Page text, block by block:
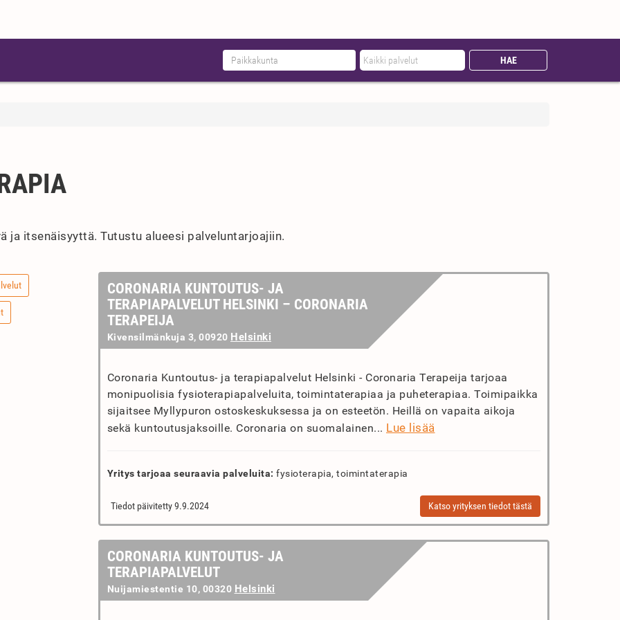
ja itsenäisyyttä. Tutustu alueesi palveluntarjoajiin.
CORONARIA KUNTOUTUS- JA
TERAPIAPALVELUT HELSINKI – CORONARIA
TERAPEIJA
Kivensilmänkuja 3, 00920 Helsinki
Coronaria Kuntoutus- ja terapiapalvelut Helsinki - Coronaria Terapeija tarjoaa
monipuolisia fysioterapiapalveluita, toimintaterapiaa ja puheterapiaa. Toimipaikka
sijaitsee Myllypuron ostoskeskuksessa ja on esteetön. Heillä on vapaita aikoja
sekä kuntoutusjaksoille. Coronaria on suomalainen... Lue lisää
Yritys tarjoaa seuraavia palveluita: fysioterapia, toimintaterapia
Tiedot päivitetty 9.9.2024 Katso yrityksen tiedot tästä
CORONARIA KUNTOUTUS- JA
TERAPIAPALVELUT
Nuijamiestentie 10, 00320 Helsinki